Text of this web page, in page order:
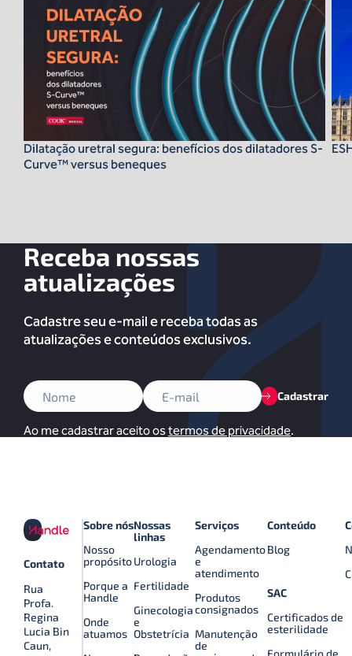
Dilatação uretral segura: benefícios dos dilatadores S-
Curve™ versus beneques
Receba nossas
atualizações
Cadastre seu e-mail e receba todas as
atualizações e conteúdos exclusivos.
Cadastrar
Ao me cadastrar aceito ostermos de privacidade.
Contato
Rua
Profa.
Regina
Lucia Bin
Caun,
Sobre nós
Nosso
propósito
Porque a
Handle
Onde
atuamos
Nossas
linhas
Urologia
Fertilidade
Ginecologia
e
Obstetrícia
Serviços
Agendamento
e
atendimento
Produtos
consignados
Manutenção
de
Conteúdo
Blog
SAC
Certificados de
esterilidade